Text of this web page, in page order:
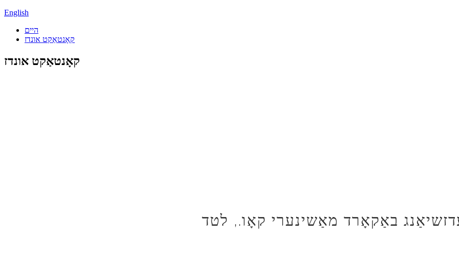
English
היים
קאָנטאַקט אונדז
קאָנטאַקט אונדז